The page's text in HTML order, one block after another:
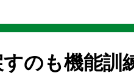
のも機能訓